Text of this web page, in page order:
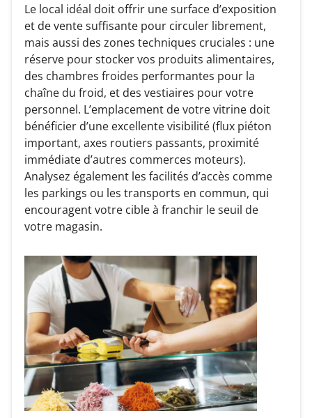
Le local idéal doit offrir une surface d’exposition
et de vente suffisante pour circuler librement,
mais aussi des zones techniques cruciales : une
réserve pour stocker vos produits alimentaires,
des chambres froides performantes pour la
chaîne du froid, et des vestiaires pour votre
personnel. L’emplacement de votre vitrine doit
bénéficier d’une excellente visibilité (flux piéton
important, axes routiers passants, proximité
immédiate d’autres commerces moteurs).
Analysez également les facilités d’accès comme
les parkings ou les transports en commun, qui
encouragent votre cible à franchir le seuil de
votre magasin.